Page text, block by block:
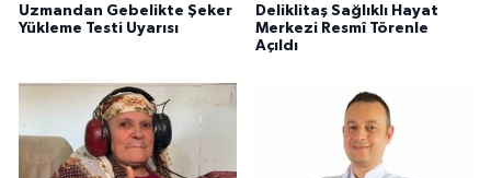
Uzmandan Gebelikte Şeker
Yükleme Testi Uyarısı
Deliklitaş Sağlıklı Hayat
Merkezi Resmî Törenle
Açıldı